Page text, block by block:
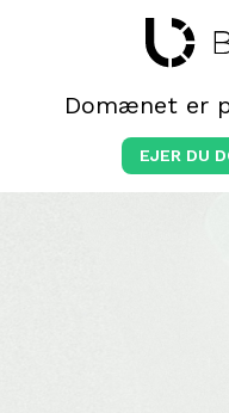
Domænet er
EJER DU